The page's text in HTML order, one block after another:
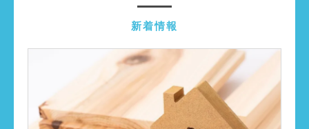
新着情報